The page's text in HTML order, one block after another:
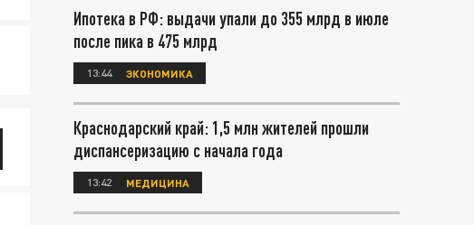
Ипотека в РФ: выдачи упали до 355 млрд в июле
после пика в 475 млрд
13:44 ЭКОНОМИКА
Краснодарский край: 1,5 млн жителей прошли
диспансеризацию с начала года
13:42 МЕДИЦИНА